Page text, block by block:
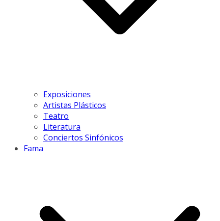
Exposiciones
Artistas Plásticos
Teatro
Literatura
Conciertos Sinfónicos
Fama